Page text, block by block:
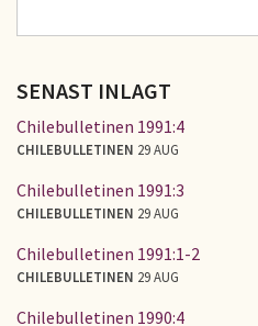
SÖKFORMULÄR
SENAST INLAGT
Chilebulletinen 1991:4
CHILEBULLETINEN 29 AUG
Chilebulletinen 1991:3
CHILEBULLETINEN 29 AUG
Chilebulletinen 1991:1-2
CHILEBULLETINEN 29 AUG
Chilebulletinen 1990:4